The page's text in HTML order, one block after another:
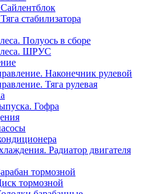
стабилизатора
Полуось в сборе
ШРУС
Наконечник рулевой
Тяга рулевая
Гофра
Радиатор двигателя
тормозной
тормозной